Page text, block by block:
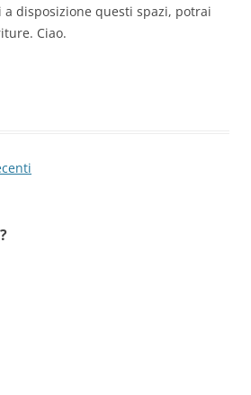
disposizione questi spazi, potrai
Ciao.